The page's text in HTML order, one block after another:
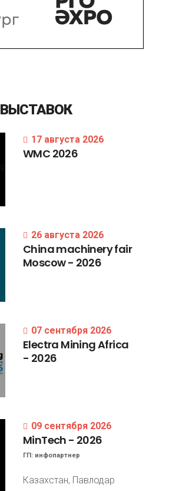
ВЫСТАВОК
17 августа 2026
WMC 2026
26 августа 2026
Chinamachineryfair
Moscow- 2026
07 сентября 2026
Electra MiningAfrica
- 2026
09 сентября 2026
MinTech - 2026
ГП: инфопартнер
Казахстан, Павлодар